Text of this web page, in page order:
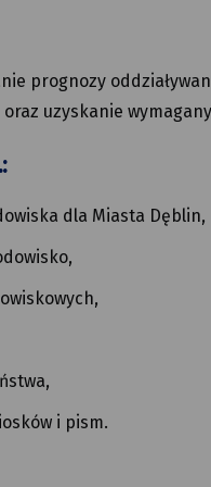
prognozy
uzyskanie
dla Miasta Dęblin,
i pism.